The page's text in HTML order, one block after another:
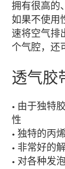
拥有很高的
如果不使用
速将空气排
个气腔，还
透气胶
• 由于独特
性
• 独特的丙
• 非常好的
• 对各种发